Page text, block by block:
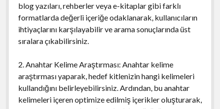
blog yazıları, rehberler veya e-kitaplar gibi farklı
formatlarda değerli içeriğe odaklanarak, kullanıcıların
ihtiyaçlarını karşılayabilir ve arama sonuçlarında üst
sıralara çıkabilirsiniz.
2. Anahtar Kelime Araştırması: Anahtar kelime
araştırması yaparak, hedef kitlenizin hangi kelimeleri
kullandığını belirleyebilirsiniz. Ardından, bu anahtar
kelimeleri içeren optimize edilmiş içerikler oluşturarak,